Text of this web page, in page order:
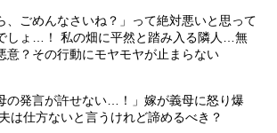
、ごめんなさいね？」って絶対悪いと思って
しょ…！ 私の畑に平然と踏み入る隣人…無
意？その行動にモヤモヤが止まらない
の発言が許せない…！」嫁が義母に怒り爆
は仕方ないと言うけれど諦めるべき？